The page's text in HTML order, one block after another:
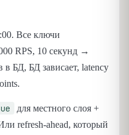
Все ключи
RPS, 10 секунд →
в БД, БД зависает, latency
для местного слоя +
refresh-ahead, который